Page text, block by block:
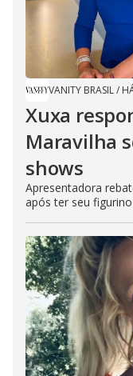
VANITY BRASIL/
Xuxa
Maravilha
shows
Apresentadora
após ter seu